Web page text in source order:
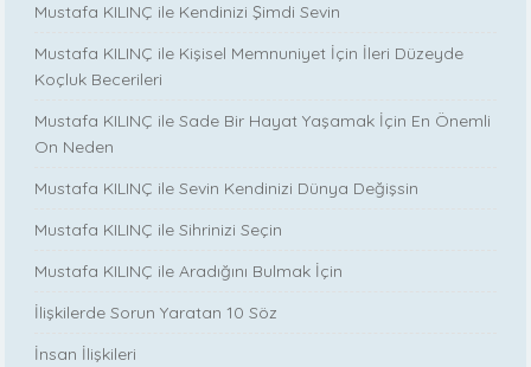
Mustafa KILINÇ ile Kendinizi Şimdi Sevin
Mustafa KILINÇ ile Kişisel Memnuniyet İçin İleri Düzeyde
Koçluk Becerileri
Mustafa KILINÇ ile Sade Bir Hayat Yaşamak İçin En Önemli
On Neden
Mustafa KILINÇ ile Sevin Kendinizi Dünya Değişsin
Mustafa KILINÇ ile Sihrinizi Seçin
Mustafa KILINÇ ile Aradığını Bulmak İçin
İlişkilerde Sorun Yaratan 10 Söz
İnsan İlişkileri